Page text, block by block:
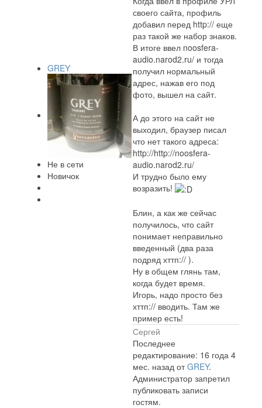
GREY
Не в сети
Новичок
своего сайта, профиль
добавил перед http:// еще
раз такой же набор знаков.
В итоге ввел noosfera-
audio.narod2.ru/ и тогда
получил нормальный
адрес, нажав его под
фото, вышел на сайт.
А до этого на сайт не
выходил, браузер писал
что нет такого адреса:
http://http://noosfera-
audio.narod2.ru/
И трудно было ему
возразить!
Блин, а как же сейчас
получилось, что сайт
понимает неправильно
введенный (два раза
подряд хттп:// ).
Ну в общем глянь там,
когда будет время.
Игорь, надо просто без
хттп:// вводить. Там же
пример есть!
Сергей
Последнее
редактирование: 16 года 4
мес. назад отGREY.
Администратор запретил
публиковать записи
гостям.